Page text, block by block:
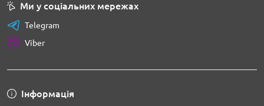
Інформація
Ми у соціальних мережах
Telegram
Viber